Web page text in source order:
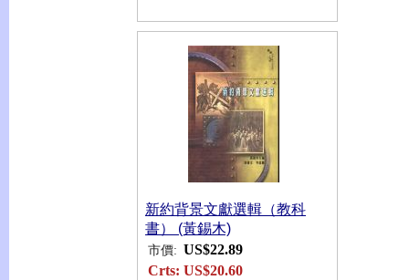
新約背景文獻選輯（教科
書） (黃錫木)
市價: US$22.89
Crts: US$20.60